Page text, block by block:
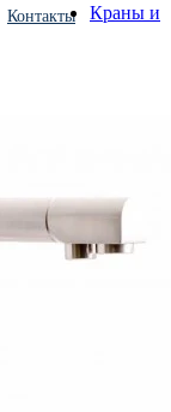
Контакты
Краны и